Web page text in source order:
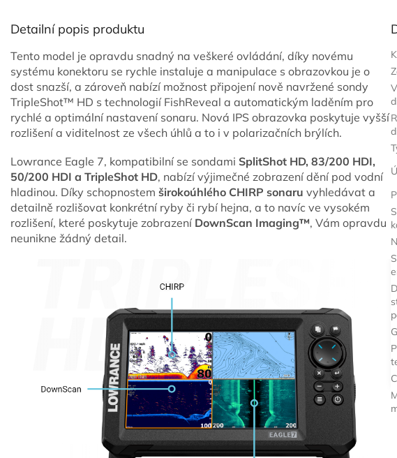
Detailní popis produktu
Tento model je opravdu snadný na veškeré ovládání, díky novému
systému konektoru se rychle instaluje a manipulace s obrazovkou je o
dost snazší, a zároveň nabízí možnost připojení nově navržené sondy
TripleShot™ HD s technologií FishReveal a automatickým laděním pro
rychlé a optimální nastavení sonaru. Nová IPS obrazovka poskytuje vyšší
rozlišení a viditelnost ze všech úhlů a to i v polarizačních brýlích.
Lowrance Eagle 7, kompatibilní se sondami SplitShot HD, 83/200 HDI,
50/200 HDI a TripleShot HD, nabízí výjimečné zobrazení dění pod vodní
hladinou. Díky schopnostem širokoúhlého CHIRP sonaru vyhledávat a
detailně rozlišovat konkrétní ryby či rybí hejna, a to navíc ve vysokém
rozlišení, které poskytuje zobrazení DownScan Imaging™, Vám opravdu
neunikne žádný detail.